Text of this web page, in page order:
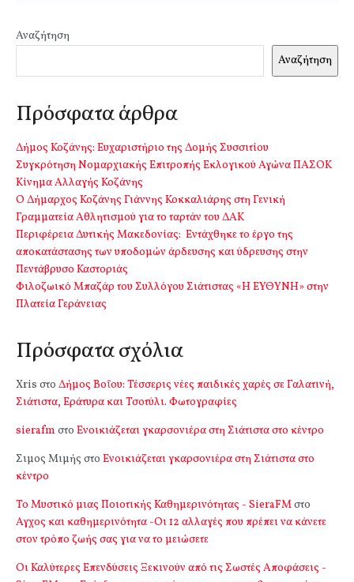
Αναζήτηση
Αναζήτηση
Πρόσφατα άρθρα
Δήμος Κοζάνης: Ευχαριστήριο της Δομής Συσσιτίου
Συγκρότηση Νομαρχιακής Επιτροπής Εκλογικού Αγώνα ΠΑΣΟΚ
Κίνημα Αλλαγής Κοζάνης
Ο Δήμαρχος Κοζάνης Γιάννης Κοκκαλιάρης στη Γενική
Γραμματεία Αθλητισμού για το ταρτάν του ΔΑΚ
Περιφέρεια Δυτικής Μακεδονίας: Εντάχθηκε το έργο της
αποκατάστασης των υποδομών άρδευσης και ύδρευσης στην
Πεντάβρυσο Καστοριάς
Φιλοζωικό Μπαζάρ του Συλλόγου Σιάτιστας «Η ΕΥΘΥΝΗ» στην
Πλατεία Γεράνειας
Πρόσφατα σχόλια
Xris στο Δήμος Βοΐου: Τέσσερις νέες παιδικές χαρές σε Γαλατινή,
Σιάτιστα, Εράτυρα και Τσοτύλι. Φωτογραφίες
sierafm στο Ενοικιάζεται γκαρσονιέρα στη Σιάτιστα στο κέντρο
Σιμος Μιμής στο Ενοικιάζεται γκαρσονιέρα στη Σιάτιστα στο
κέντρο
Το Μυστικό μιας Ποιοτικής Καθημερινότητας - SieraFMστο
Αγχος και καθημερινότητα -Οι 12 αλλαγές που πρέπει να κάνετε
στον τρόπο ζωής σας για να το μειώσετε
Οι Καλύτερες Επενδύσεις Ξεκινούν από τις Σωστές Αποφάσεις -